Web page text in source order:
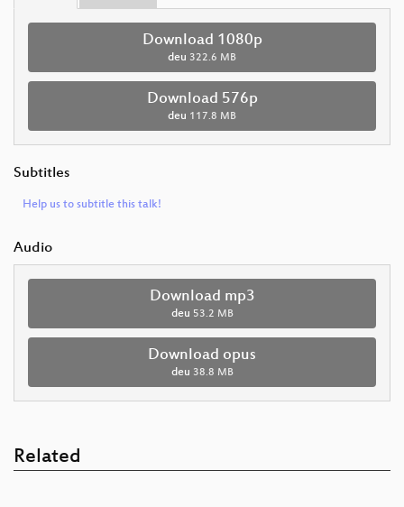
Download 1080p
deu 322.6 MB
Download 576p
deu 117.8 MB
Subtitles
Help us to subtitle this talk!
Audio
Download mp3
deu 53.2 MB
Download opus
deu 38.8 MB
Related